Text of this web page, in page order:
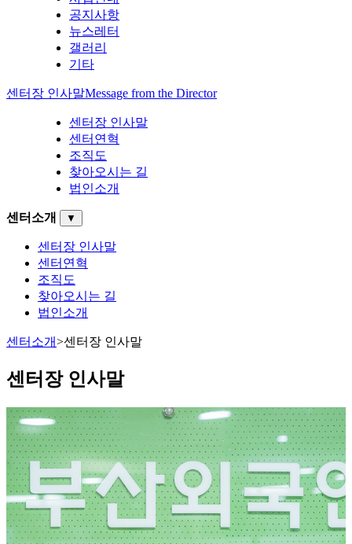
공지사항
뉴스레터
갤러리
기타
센터장 인사말Message from the Director
센터장 인사말
센터연혁
조직도
찾아오시는 길
법인소개
센터소개 ▼
센터장 인사말
센터연혁
조직도
찾아오시는 길
법인소개
센터소개>센터장 인사말
센터장 인사말